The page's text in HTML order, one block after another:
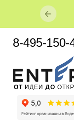
ОТ ИДЕИ ДО
8-495-150-